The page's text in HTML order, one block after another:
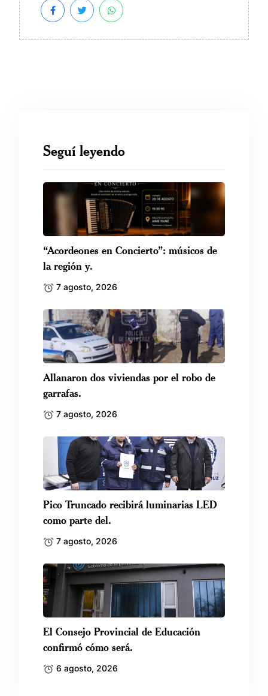
Seguí leyendo
“Acordeones en Concierto”: músicos de
la región y.
7 agosto, 2026
Allanaron dos viviendas por el robo de
garrafas.
7 agosto, 2026
Pico Truncado recibirá luminarias LED
como parte del.
7 agosto, 2026
El Consejo Provincial de Educación
confirmó cómo será.
6 agosto, 2026